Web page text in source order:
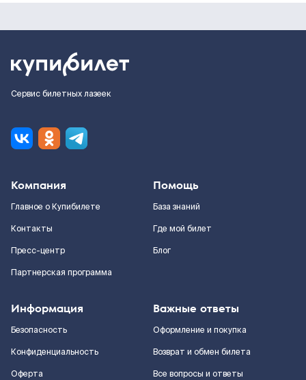
Сервис билетных лазеек
Компания
Главное о Купибилете
Контакты
Пресс-центр
Партнерская программа
Помощь
База знаний
Где мой билет
Блог
Информация
Безопасность
Конфиденциальность
Оферта
Важные ответы
Оформление и покупка
Возврат и обмен билета
Все вопросы и ответы